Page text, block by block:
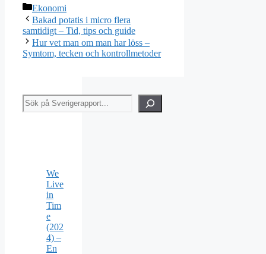
Kategorier
Ekonomi
Bakad potatis i micro flera
samtidigt – Tid, tips och guide
Hur vet man om man har löss –
Symtom, tecken och kontrollmetoder
Sök
We
Live
in
Tim
e
(202
4) –
En